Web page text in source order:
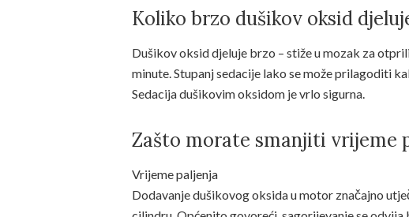
Koliko brzo dušikov oksid
Dušikov oksid djeluje brzo – stiže u mozak za
minute. Stupanj sedacije lako se može prilagoditi
Sedacija dušikovim oksidom je vrlo sigurna.
Zašto morate smanjiti vrijeme
Vrijeme paljenja
Dodavanje dušikovog oksida u motor značajno